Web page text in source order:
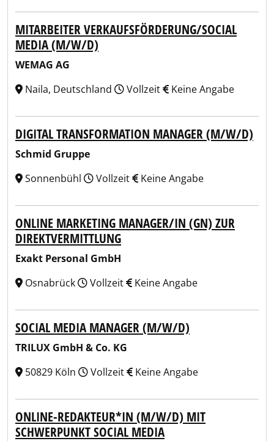
MITARBEITER VERKAUFSFÖRDERUNG/SOCIAL
MEDIA (M/W/D)
WEMAG AG
Naila, Deutschland
Vollzeit Keine Angabe
DIGITAL TRANSFORMATION MANAGER (M/W/D)
Schmid Gruppe
Sonnenbühl
Vollzeit Keine Angabe
ONLINE MARKETING MANAGER/IN (GN) ZUR
DIREKTVERMITTLUNG
Exakt Personal GmbH
Osnabrück
Vollzeit Keine Angabe
SOCIAL MEDIA MANAGER (M/W/D)
TRILUX GmbH & Co. KG
50829 Köln
Vollzeit Keine Angabe
ONLINE-REDAKTEUR*IN (M/W/D) MIT
SCHWERPUNKT SOCIAL MEDIA